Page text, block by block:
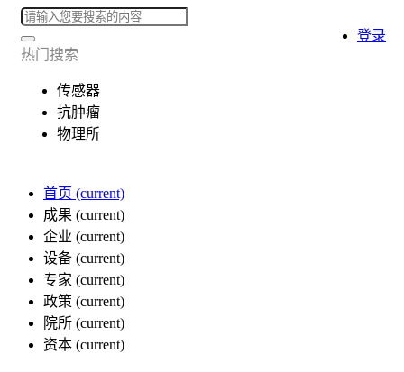
热门搜索
传感器
抗肿瘤
物理所
首页 (current)
成果 (current)
企业 (current)
设备 (current)
专家 (current)
政策 (current)
院所 (current)
资本 (current)
登录